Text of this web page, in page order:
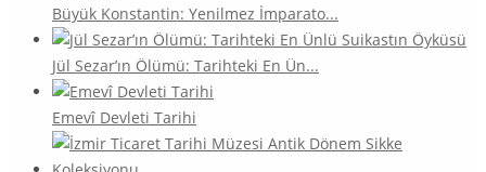
Büyük Konstantin: Yenilmez İmparato...
Jül Sezar’ın Ölümü: Tarihteki En Ün...
Emevî Devleti Tarihi